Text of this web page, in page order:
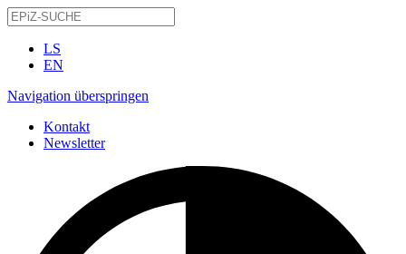
LS
EN
Navigation überspringen
Kontakt
Newsletter